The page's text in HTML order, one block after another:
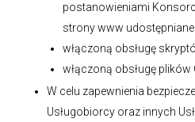
postanowieniami
strony www udostępniane
włączoną obsługę
włączoną obsługę plików
W celu zapewnienia
Usługobiorcy oraz innych